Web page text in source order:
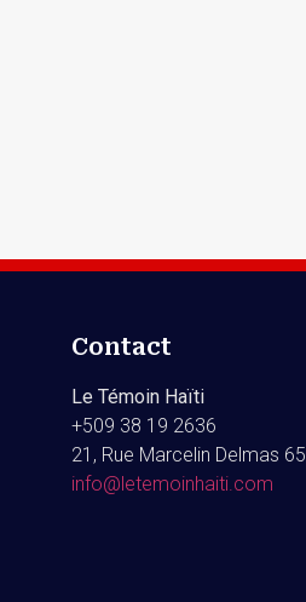
Contact
Le Témoin Haïti
+509 38 19 2636
21, Rue Marcelin Delmas 65
info@letemoinhaiti.com